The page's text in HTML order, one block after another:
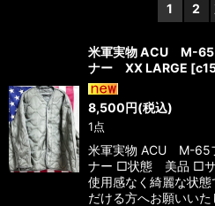
1 2
米軍実物 ACU M-65
ナー XX LARGE [
8,500円(税込)
1点
米軍実物 ACU M-65
ナー □状態 美品 □
使用感なく綺麗な状
だける方へお願いい